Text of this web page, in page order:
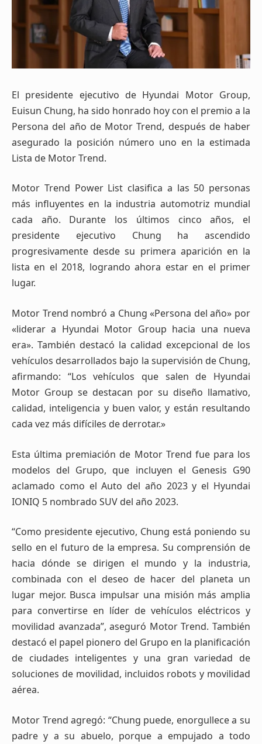
El presidente ejecutivo de Hyundai Motor Group,
Euisun Chung, ha sido honrado hoy con el premio a la
Persona del año de Motor Trend, después de haber
asegurado la posición número uno en la estimada
Lista de Motor Trend.
Motor Trend Power List clasifica a las 50 personas
más influyentes en la industria automotriz mundial
cada año. Durante los últimos cinco años, el
presidente ejecutivo Chung ha ascendido
progresivamente desde su primera aparición en la
lista en el 2018, logrando ahora estar en el primer
lugar.
Motor Trend nombró a Chung «Persona del año» por
«liderar a Hyundai Motor Group hacia una nueva
era». También destacó la calidad excepcional de los
vehículos desarrollados bajo la supervisión de Chung,
afirmando: “Los vehículos que salen de Hyundai
Motor Group se destacan por su diseño llamativo,
calidad, inteligencia y buen valor, y están resultando
cada vez más difíciles de derrotar.»
Esta última premiación de Motor Trend fue para los
modelos del Grupo, que incluyen el Genesis G90
aclamado como el Auto del año 2023 y el Hyundai
IONIQ 5 nombrado SUV del año 2023.
“Como presidente ejecutivo, Chung está poniendo su
sello en el futuro de la empresa. Su comprensión de
hacia dónde se dirigen el mundo y la industria,
combinada con el deseo de hacer del planeta un
lugar mejor. Busca impulsar una misión más amplia
para convertirse en líder de vehículos eléctricos y
movilidad avanzada”, aseguró Motor Trend. También
destacó el papel pionero del Grupo en la planificación
de ciudades inteligentes y una gran variedad de
soluciones de movilidad, incluidos robots y movilidad
aérea.
Motor Trend agregó: “Chung puede, enorgullece a su
padre y a su abuelo, porque a empujado a todo